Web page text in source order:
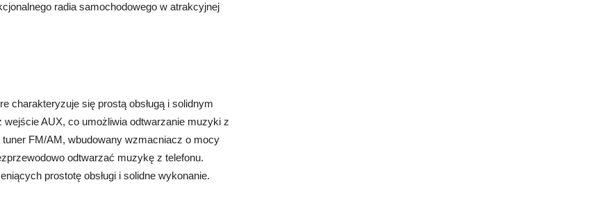
radia samochodowego w atrakcyjnej
charakteryzuje się prostą obsługą i solidnym
AUX, co umożliwia odtwarzanie muzyki z
FM/AM, wbudowany wzmacniacz o mocy
odtwarzać muzykę z telefonu.
prostotę obsługi i solidne wykonanie.